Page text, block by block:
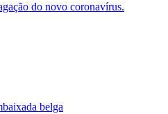
do novo coronavírus.
belga